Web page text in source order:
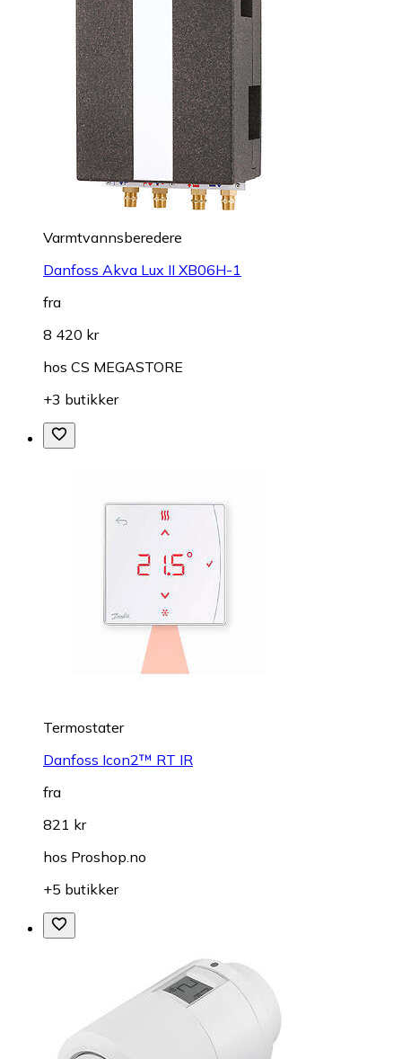
Varmtvannsberedere
Danfoss Akva Lux II XB06H-1
fra
8 420 kr
hos CS MEGASTORE
+3 butikker
Termostater
Danfoss Icon2™ RT IR
fra
821 kr
hos Proshop.no
+5 butikker